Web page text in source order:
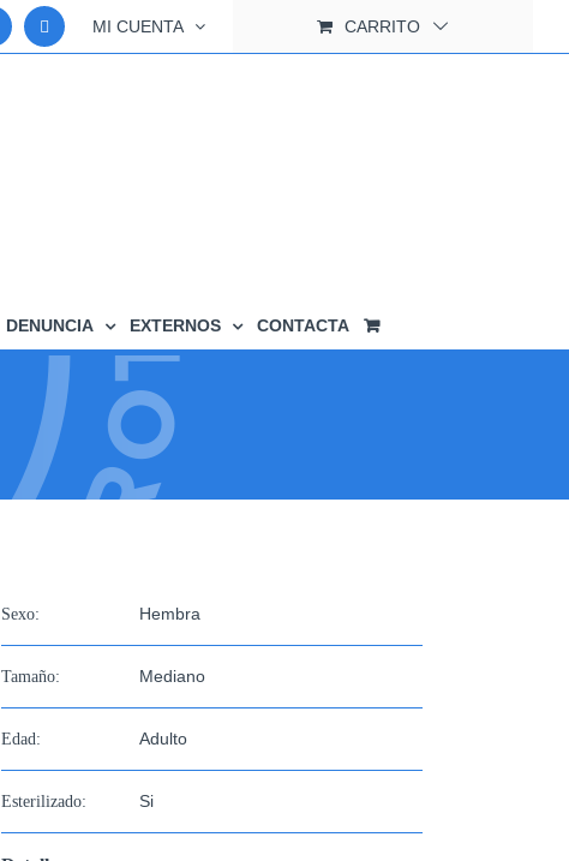
MI CUENTA CARRITO
DENUNCIA EXTERNOS CONTACTA
Sexo: Hembra
Tamaño: Mediano
Edad: Adulto
Esterilizado: Si